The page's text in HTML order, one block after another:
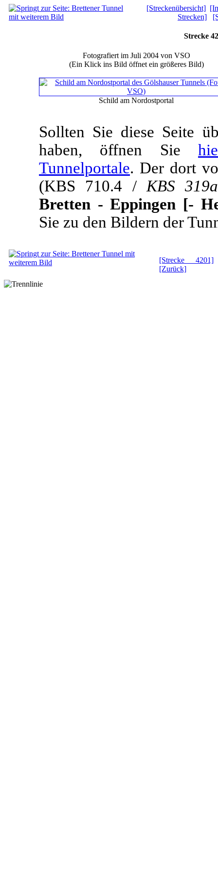
[Streckenübersicht]
Strecken]
Strecke
Fotografiert im Juli 2004 von VSO
(Ein Klick ins Bild öffnet ein größeres Bild)
Schild am Nordostportal
Sollten Sie diese Seite
haben, öffnen Sie
Tunnelportale. Der dort
(KBS 710.4 / KBS 319a
Bretten - Eppingen [-
Sie zu den Bildern der
[Strecke 4201]
[Zurück]